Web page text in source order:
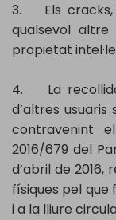
3. Els cracks,
qualsevol
propietat
4. La
d’altres
contravenint
2016/679 del
d’abril de
físiques pel
i a la lliure